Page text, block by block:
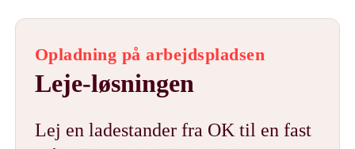
Opladning på arbejdspladsen
Leje-løsningen
Lej en ladestander fra OK til en fast